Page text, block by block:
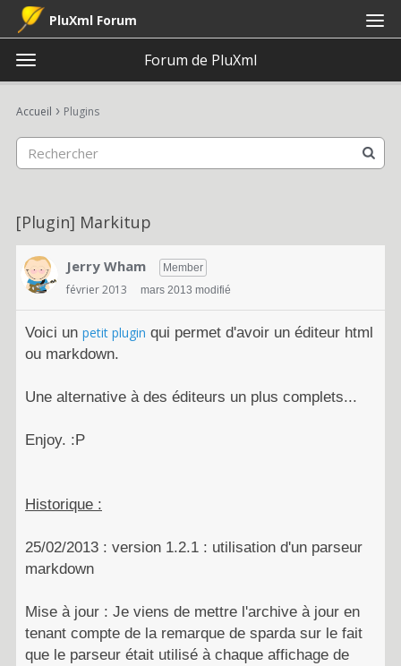
PluXml Forum
t
g
e
n
u
Forum de PluXml
Catégories
Discussions
Activité
Connexion
Accueil › Plugins
[Plugin] Markitup
Jerry Wham Member
février 2013 mars 2013 modifié
Voici un petit plugin qui permet d'avoir un éditeur html
ou markdown.
Une alternative à des éditeurs un plus complets...
Enjoy. :P
Historique :
25/02/2013 : version 1.2.1 : utilisation d'un parseur
markdown
Mise à jour : Je viens de mettre l'archive à jour en
tenant compte de la remarque de sparda sur le fait
que le parseur était utilisé à chaque affichage de